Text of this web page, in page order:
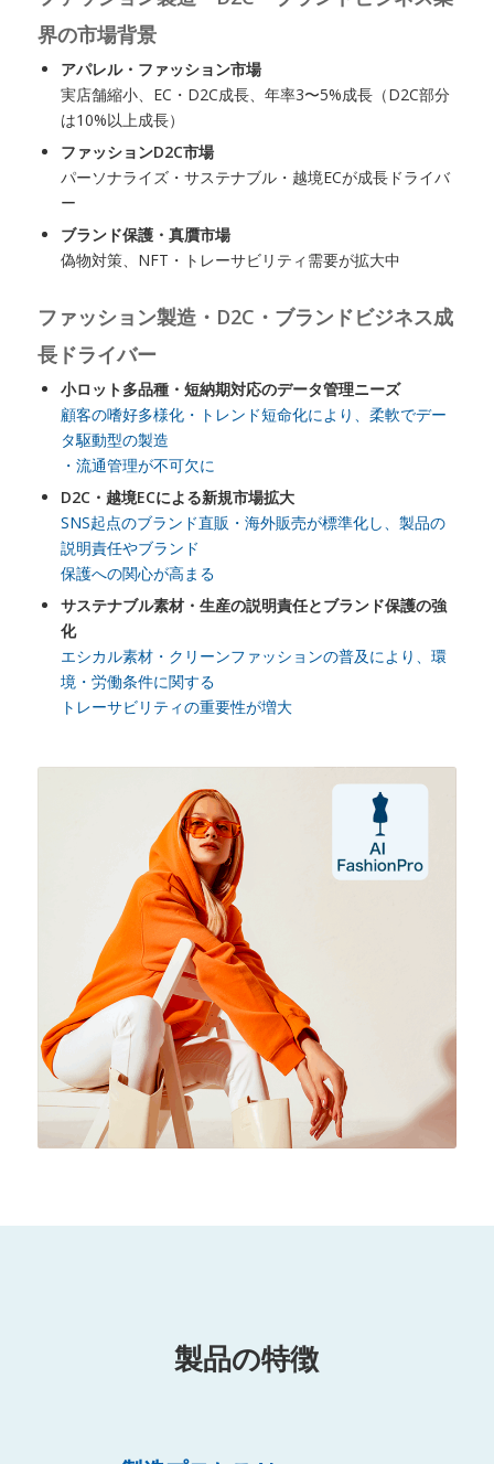
界の市場背景
アパレル・ファッション市場
実店舗縮小、EC・D2C成長、年率3〜5%成長（D2C部分
は10%以上成長）
ファッションD2C市場
パーソナライズ・サステナブル・越境ECが成長ドライバ
ー
ブランド保護・真贋市場
偽物対策、NFT・トレーサビリティ需要が拡大中
ファッション製造・D2C・ブランドビジネス成
長ドライバー
小ロット多品種・短納期対応のデータ管理ニーズ
顧客の嗜好多様化・トレンド短命化により、柔軟でデー
タ駆動型の製造
・流通管理が不可欠に
D2C・越境ECによる新規市場拡大
SNS起点のブランド直販・海外販売が標準化し、製品の
説明責任やブランド
保護への関心が高まる
サステナブル素材・生産の説明責任とブランド保護の強
化
エシカル素材・クリーンファッションの普及により、環
境・労働条件に関する
トレーサビリティの重要性が増大
製品の特徴